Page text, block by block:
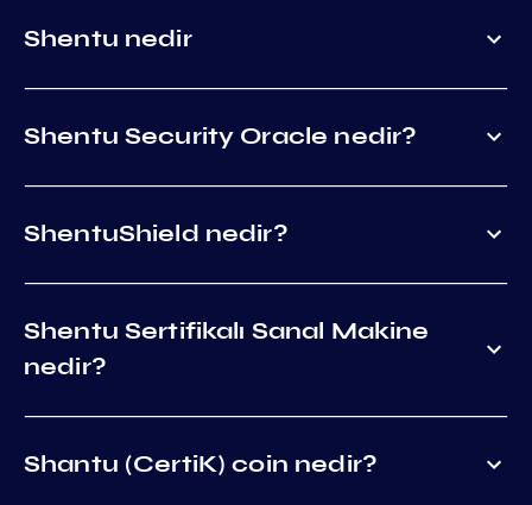
Shentu nedir
Shentu Security Oracle nedir?
ShentuShield nedir?
Shentu Sertifikalı Sanal Makine
nedir?
Shantu (CertiK) coin nedir?